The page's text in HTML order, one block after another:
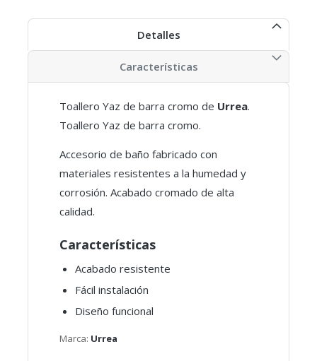
Detalles
Toallero Yaz de barra cromo de Urrea.
Toallero Yaz de barra cromo.
Accesorio de baño fabricado con
materiales resistentes a la humedad y
corrosión. Acabado cromado de alta
calidad.
Características
Acabado resistente
Fácil instalación
Diseño funcional
Marca: Urrea
Características